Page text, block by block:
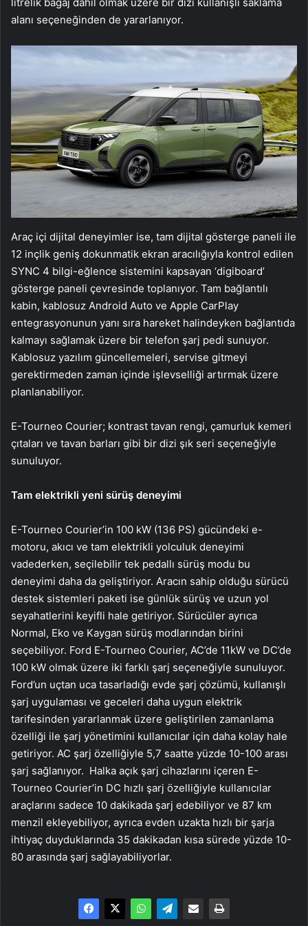
alanı seçeneğinden de yararlanıyor.
Araç içi dijital deneyimler ise, tam dijital gösterge paneli ile
12 inçlik geniş dokunmatik ekran aracılığıyla kontrol edilen
SYNC 4 bilgi-eğlence sistemini kapsayan ‘digiboard’
gösterge paneli çevresinde toplanıyor. Tam bağlantılı
kabin, kablosuz Android Auto ve Apple CarPlay
entegrasyonunun yanı sıra hareket halindeyken bağlantıda
kalmayı sağlamak üzere bir telefon şarj pedi sunuyor.
Kablosuz yazılım güncellemeleri, servise gitmeyi
gerektirmeden zaman içinde işlevselliği artırmak üzere
planlanabiliyor.
E-Tourneo Courier; kontrast tavan rengi, çamurluk kemeri
çıtaları ve tavan barları gibi bir dizi şık seri seçeneğiyle
sunuluyor.
Tam elektrikli yeni sürüş deneyimi
E-Tourneo Courier’in 100 kW (136 PS) gücündeki e-
motoru, akıcı ve tam elektrikli yolculuk deneyimi
vadederken, seçilebilir tek pedallı sürüş modu bu
deneyimi daha da geliştiriyor. Aracın sahip olduğu sürücü
destek sistemleri paketi ise günlük sürüş ve uzun yol
seyahatlerini keyifli hale getiriyor. Sürücüler ayrıca
Normal, Eko ve Kaygan sürüş modlarından birini
seçebiliyor. Ford E-Tourneo Courier, AC’de 11kW ve DC’de
100 kW olmak üzere iki farklı şarj seçeneğiyle sunuluyor.
Ford’un uçtan uca tasarladığı evde şarj çözümü, kullanışlı
şarj uygulaması ve geceleri daha uygun elektrik
tarifesinden yararlanmak üzere geliştirilen zamanlama
özelliği ile şarj yönetimini kullanıcılar için daha kolay hale
getiriyor. AC şarj özelliğiyle 5,7 saatte yüzde 10-100 arası
şarj sağlanıyor. Halka açık şarj cihazlarını içeren E-
Tourneo Courier’in DC hızlı şarj özelliğiyle kullanıcılar
araçlarını sadece 10 dakikada şarj edebiliyor ve 87 km
menzil ekleyebiliyor, ayrıca evden uzakta hızlı bir şarja
ihtiyaç duyduklarında 35 dakikadan kısa sürede yüzde 10-
80 arasında şarj sağlayabiliyorlar.